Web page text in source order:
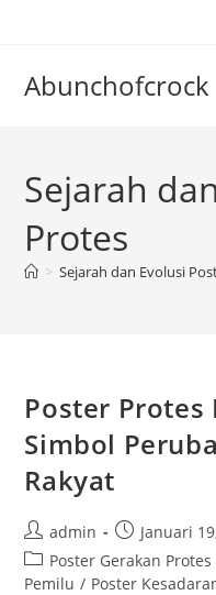
Abunchofcrock
Sejarah
Protes
> Sejarah dan Evolusi
Poster
Simbol
Rakyat
Post
author:
admin
Post
published:
Januari
Post
category:
Poster Gerakan Protes
Pemilu / Poster